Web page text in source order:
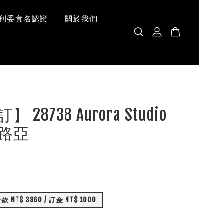
利委實名認證 關於我們
】 28738 Aurora Studio
亞
NT$ 3860 / 訂金 NT$ 1000